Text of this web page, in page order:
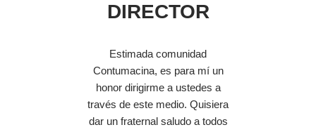
DIRECTOR
Estimada comunidad
Contumacina, es para mí un
honor dirigirme a ustedes a
través de este medio. Quisiera
dar un fraternal saludo a todos